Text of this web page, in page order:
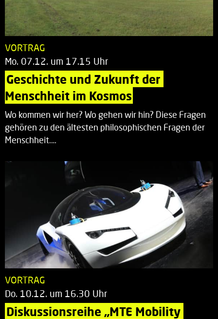
VORTRAG
Mo. 07.12. um 17.15 Uhr
Geschichte und Zukunft der
Menschheit im Kosmos
Wo kommen wir her? Wo gehen wir hin? Diese Fragen
gehören zu den ältesten philosophischen Fragen der
Menschheit.…
VORTRAG
Do. 10.12. um 16.30 Uhr
Diskussionsreihe „MTE Mobility